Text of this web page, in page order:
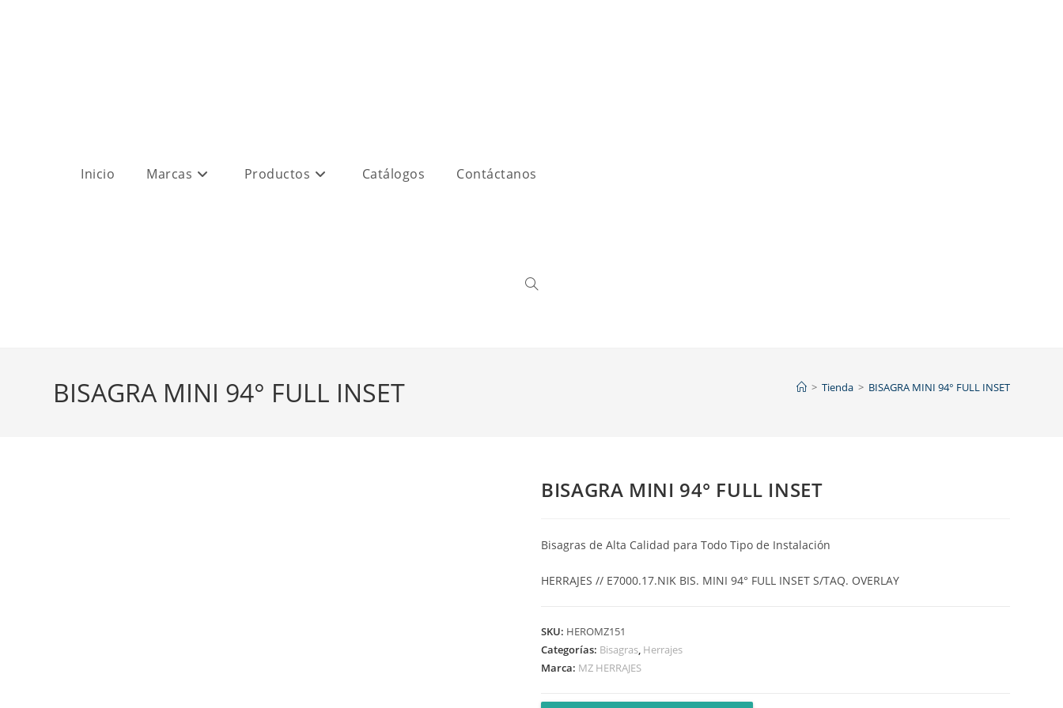
Inicio Marcas Productos Catálogos Contáctanos
BISAGRA MINI 94° FULL INSET > Tienda > BISAGRA MINI 94° FULL INSET
BISAGRA MINI 94° FULL INSET
Bisagras de Alta Calidad para Todo Tipo de Instalación
HERRAJES // E7000.17.NIK BIS. MINI 94° FULL INSET S/TAQ. OVERLAY
SKU: HEROMZ151
Categorías: Bisagras, Herrajes
Marca: MZ HERRAJES